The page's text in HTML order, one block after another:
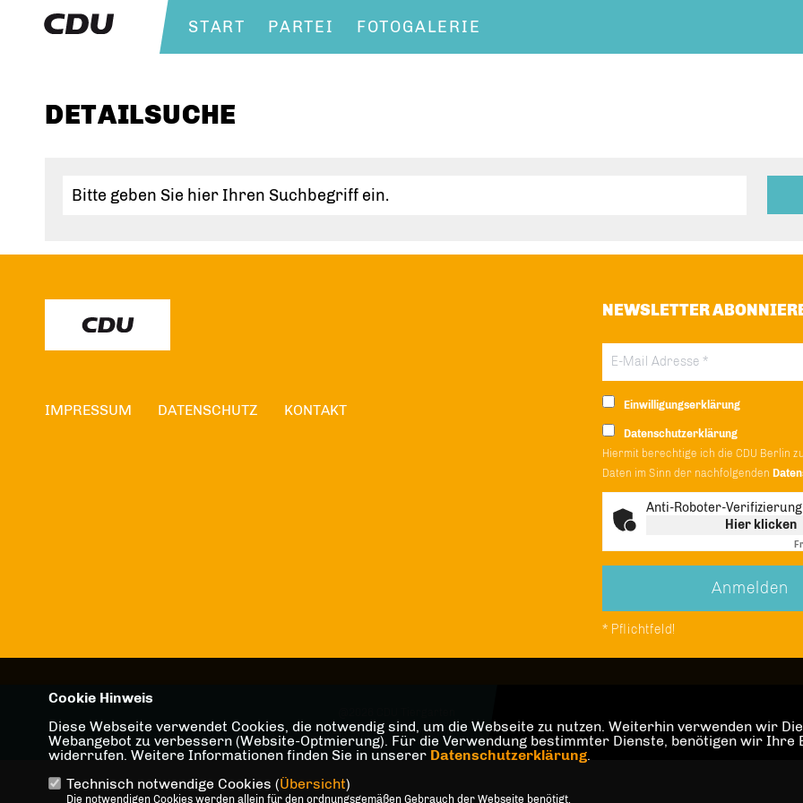
START PARTEI FOTOGALERIE
DETAILSUCHE
IMPRESSUM DATENSCHUTZ KONTAKT
NEWSLETTER
Einwilligungserklärung
Datenschutzerklärung
Hiermit berechtige ich die CDU Berlin
Daten im Sinn der nachfolgenden
Anti-Roboter-Verifizierung
Hier klicken
* Pflichtfeld!
Alle Rechte vorbehalten.
Cookie Hinweis
Diese Webseite verwendet Cookies, die notwendig sind, um die Webseite zu nutzen. Weiterhin verwenden wir
Webangebot zu verbessern (Website-Optmierung). Für die Verwendung bestimmter Dienste, benötigen wir Ihre
widerrufen. Weitere Informationen finden Sie in unserer Datenschutzerklärung.
Technisch notwendige Cookies (Übersicht)
Die notwendigen Cookies werden allein für den ordnungsgemäßen Gebrauch der Webseite benötigt.